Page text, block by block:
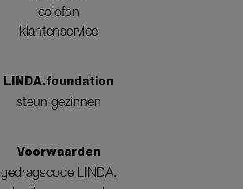
colofon
klantenservice
LINDA.foundation
steun gezinnen
Voorwaarden
gedragscode LINDA.